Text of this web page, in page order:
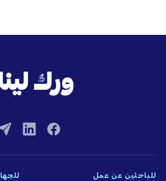
للباحثين عن عمل